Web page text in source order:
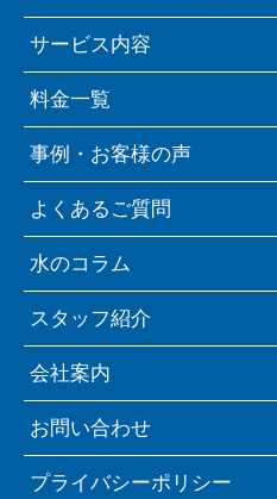
サービス内容
料金一覧
事例・お客様の声
よくあるご質問
水のコラム
スタッフ紹介
会社案内
お問い合わせ
プライバシーポリシー